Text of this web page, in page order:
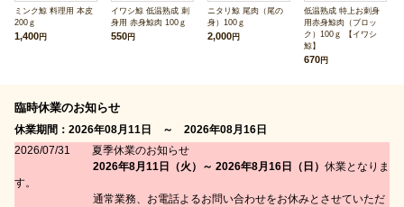
ミンク鯨 料理用 本皮
200ｇ
1,400 円
イワシ鯨 低温熟成 刺
身用 赤身鯨肉 100ｇ
550円
ニタリ鯨 尾肉（尾の
身）100ｇ
2,000円
低温熟成 特上お刺身
用赤身鯨肉（ブロッ
ク）100ｇ 【イワシ
鯨】
670円
臨時休業のお知らせ
休業期間：2026年08月11日 ～ 2026年08月16日
2026/07/31 夏季休業のお知らせ
2026年8月11日（火）～ 2026年8月16日（日） 休業となりま
す。
通常業務、お電話よるお問い合わせをお休みとさせていただ